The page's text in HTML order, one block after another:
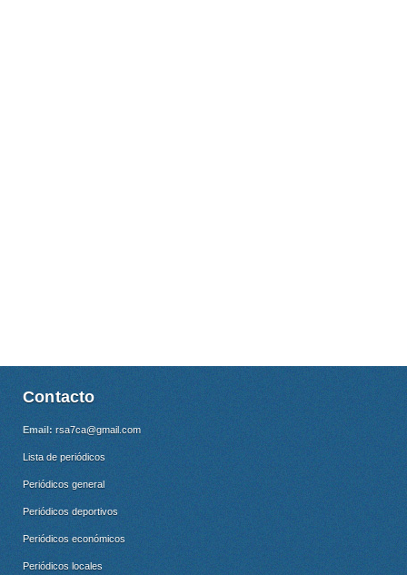
Contacto
Email: rsa7ca@gmail.com
Lista de periódicos
Periódicos general
Periódicos deportivos
Periódicos económicos
Periódicos locales